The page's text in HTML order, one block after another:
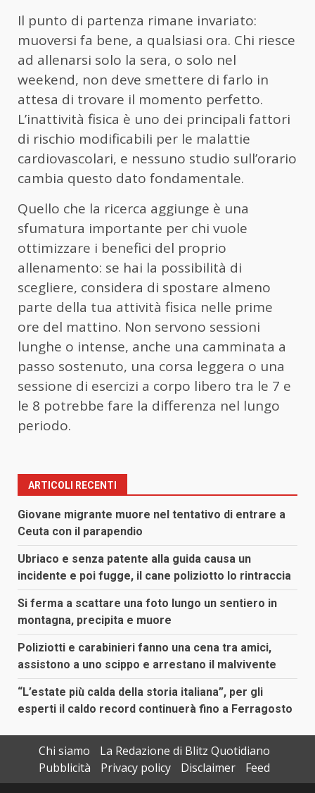
Il punto di partenza rimane invariato:
muoversi fa bene, a qualsiasi ora. Chi riesce
ad allenarsi solo la sera, o solo nel
weekend, non deve smettere di farlo in
attesa di trovare il momento perfetto.
L’inattività fisica è uno dei principali fattori
di rischio modificabili per le malattie
cardiovascolari, e nessuno studio sull’orario
cambia questo dato fondamentale.
Quello che la ricerca aggiunge è una
sfumatura importante per chi vuole
ottimizzare i benefici del proprio
allenamento: se hai la possibilità di
scegliere, considera di spostare almeno
parte della tua attività fisica nelle prime
ore del mattino. Non servono sessioni
lunghe o intense, anche una camminata a
passo sostenuto, una corsa leggera o una
sessione di esercizi a corpo libero tra le 7 e
le 8 potrebbe fare la differenza nel lungo
periodo.
ARTICOLI RECENTI
Giovane migrante muore nel tentativo di entrare a
Ceuta con il parapendio
Ubriaco e senza patente alla guida causa un
incidente e poi fugge, il cane poliziotto lo rintraccia
Si ferma a scattare una foto lungo un sentiero in
montagna, precipita e muore
Poliziotti e carabinieri fanno una cena tra amici,
assistono a uno scippo e arrestano il malvivente
“L’estate più calda della storia italiana”, per gli
esperti il caldo record continuerà fino a Ferragosto
Chi siamo
La Redazione di Blitz Quotidiano
Pubblicità
Privacy policy Disclaimer
Feed